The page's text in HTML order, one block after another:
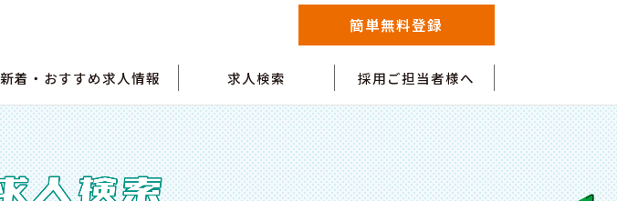
簡単無料登録
新着・おすすめ求人情報 求人検索 採用ご担当者様へ